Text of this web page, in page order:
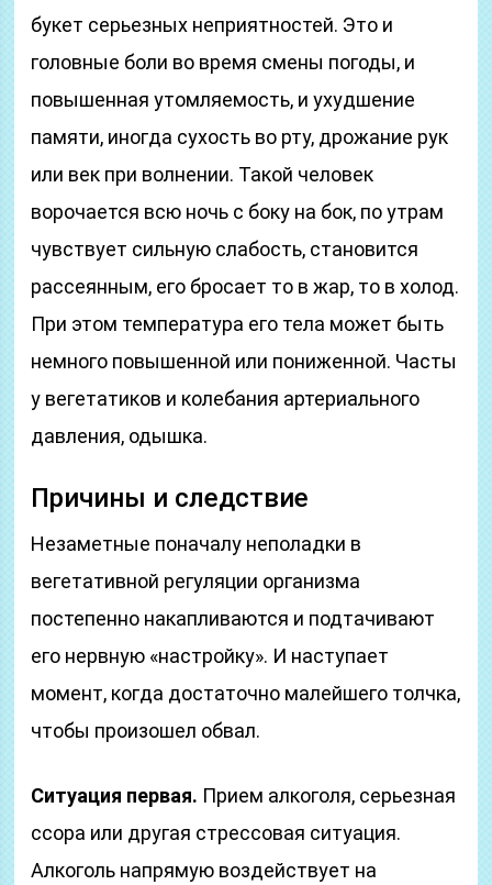
букет серьезных неприятностей. Это и
головные боли во время смены погоды, и
повышенная утомляемость, и ухудшение
памяти, иногда сухость во рту, дрожание рук
или век при волнении. Такой человек
ворочается всю ночь с боку на бок, по утрам
чувствует сильную слабость, становится
рассеянным, его бросает то в жар, то в холод.
При этом температура его тела может быть
немного повышенной или пониженной. Часты
у вегетатиков и колебания артериального
давления, одышка.
Причины и следствие
Незаметные поначалу неполадки в
вегетативной регуляции организма
постепенно накапливаются и подтачивают
его нервную «настройку». И наступает
момент, когда достаточно малейшего толчка,
чтобы произошел обвал.
Ситуация первая. Прием алкоголя, серьезная
ссора или другая стрессовая ситуация.
Алкоголь напрямую воздействует на